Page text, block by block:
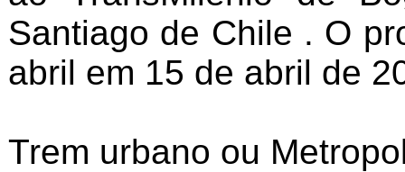
Santiago de Chile . O
abril em 15 de abril de
Trem urbano ou